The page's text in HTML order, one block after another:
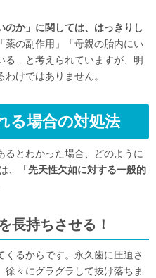
のか」に関しては、はっきりし
薬の副作用」「母親の胎内にい
る…と考えられていますが、明
けではありません。
る場合の対処法
るとわかった場合、どのように
、
「先天性欠如に対する一般的
長持ちさせる！
るからです。永久歯に圧迫さ
々にグラグラして抜け落ちま